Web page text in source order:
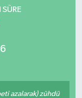
azalarak) zühdü